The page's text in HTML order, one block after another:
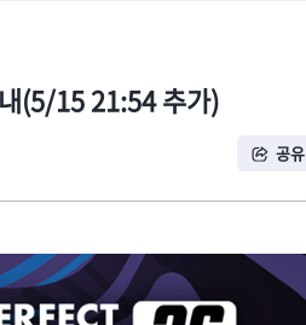
(5/15 21:54 추가)
공유